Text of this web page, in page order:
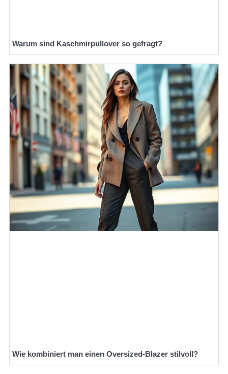
Warum sind Kaschmirpullover so gefragt?
Wie kombiniert man einen Oversized-Blazer stilvoll?